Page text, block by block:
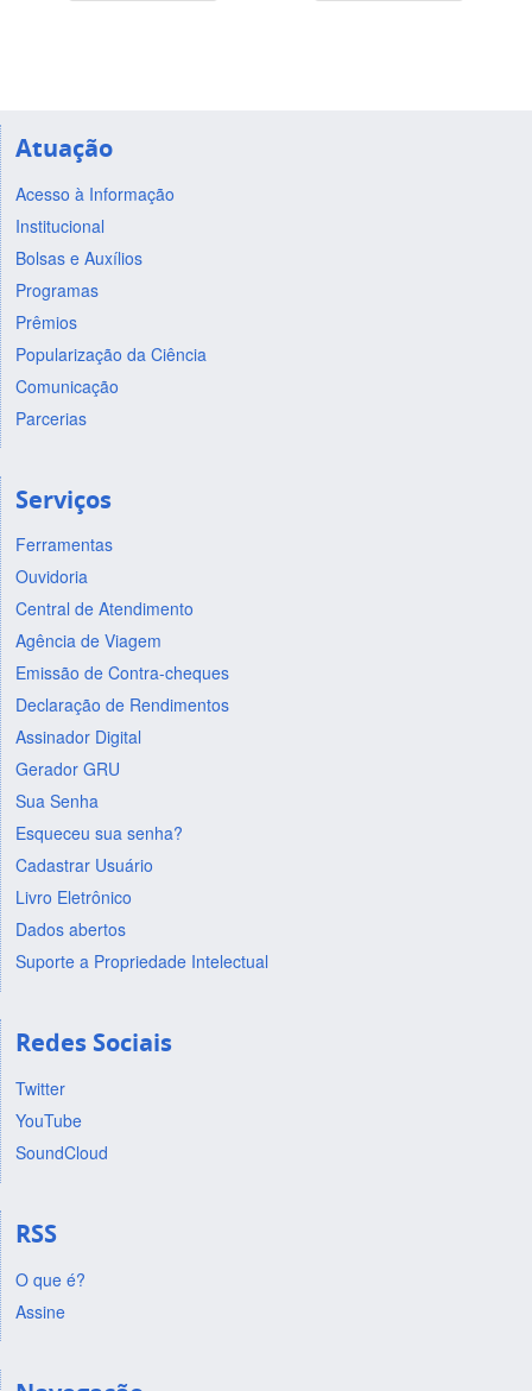
Atuação
Acesso à Informação
Institucional
Bolsas e Auxílios
Programas
Prêmios
Popularização da Ciência
Comunicação
Parcerias
Serviços
Ferramentas
Ouvidoria
Central de Atendimento
Agência de Viagem
Emissão de Contra-cheques
Declaração de Rendimentos
Assinador Digital
Gerador GRU
Sua Senha
Esqueceu sua senha?
Cadastrar Usuário
Livro Eletrônico
Dados abertos
Suporte a Propriedade Intelectual
Redes Sociais
Twitter
YouTube
SoundCloud
RSS
O que é?
Assine